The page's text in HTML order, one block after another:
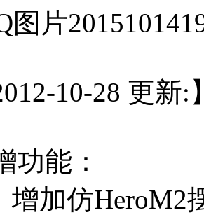
10-28 更新:
功能：
加仿HeroM2